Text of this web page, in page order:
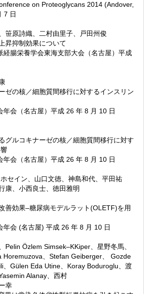
on Proteoglycans 2014 (Andover,
7 日
笹原詩織、二村由里子、戸田州俊
昇抑制効果について
経腸栄養学会東海支部大会（名古屋）平成
ゼの核／細胞質間移行に対するインスリン
年会（名古屋）平成 26 年 8 月 10 日
グルコキナーゼの核／細胞質間移行に対す
年会（名古屋）平成 26 年 8 月 10 日
セイン、山口文徳、神島和代、平田祐
康、小西良士、徳田雅明
善効果–糖尿病モデルラット(OLETF)を用
年会 (名古屋) 平成 26 年 8 月 10 日
Pelin Özlem Simsek–KKiper、星野冬馬、
Horemuzova、Stefan Geiberger、 Gozde
、Gülen Eda Utine、Koray Boduroglu、渡
Alanay、西村
幸